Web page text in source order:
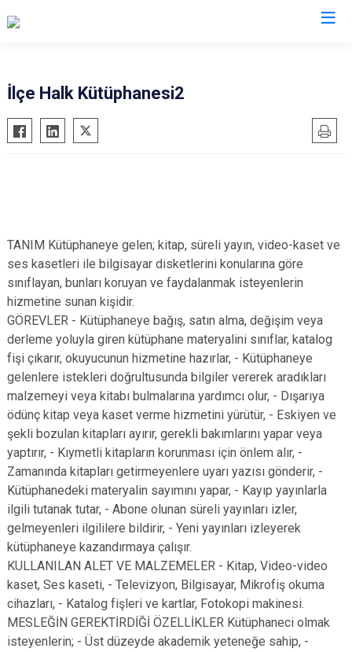
Atkaracalar
Bayramören
Kızılırmak
İlçe Halk Kütüphanesi2
TANIM Kütüphaneye gelen; kitap, süreli yayın, video-kaset ve
ses kasetleri ile bilgisayar disketlerini konularına göre
sınıflayan, bunları koruyan ve faydalanmak isteyenlerin
hizmetine sunan kişidir.
GÖREVLER - Kütüphaneye bağış, satın alma, değişim veya
derleme yoluyla giren kütüphane materyalini sınıflar, katalog
fişi çıkarır, okuyucunun hizmetine hazırlar, - Kütüphaneye
gelenlere istekleri doğrultusunda bilgiler vererek aradıkları
malzemeyi veya kitabı bulmalarına yardımcı olur, - Dışarıya
ödünç kitap veya kaset verme hizmetini yürütür, - Eskiyen ve
şekli bozulan kitapları ayırır, gerekli bakımlarını yapar veya
yaptırır, - Kıymetli kitapların korunması için önlem alır, -
Zamanında kitapları getirmeyenlere uyarı yazısı gönderir, -
Kütüphanedeki materyalin sayımını yapar, - Kayıp yayınlarla
ilgili tutanak tutar, - Abone olunan süreli yayınları izler,
gelmeyenleri ilgililere bildirir, - Yeni yayınları izleyerek
kütüphaneye kazandırmaya çalışır.
KULLANILAN ALET VE MALZEMELER - Kitap, Video-video
kaset, Ses kaseti, - Televizyon, Bilgisayar, Mikrofiş okuma
cihazları, - Katalog fişleri ve kartlar, Fotokopi makinesi.
MESLEĞİN GEREKTİRDİĞİ ÖZELLİKLER Kütüphaneci olmak
isteyenlerin; - Üst düzeyde akademik yeteneğe sahip, -